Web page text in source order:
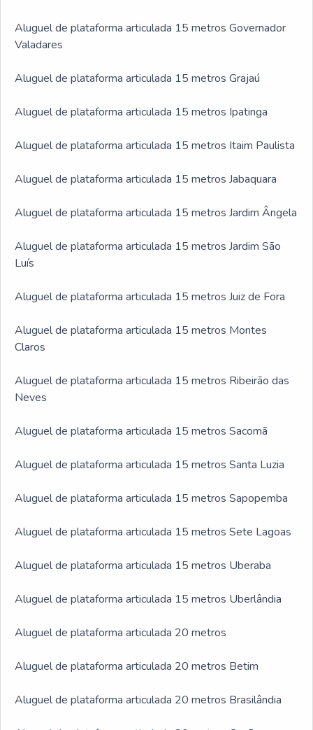
Aluguel de plataforma articulada 15 metros Governador
Valadares
Aluguel de plataforma articulada 15 metros Grajaú
Aluguel de plataforma articulada 15 metros Ipatinga
Aluguel de plataforma articulada 15 metros Itaim Paulista
Aluguel de plataforma articulada 15 metros Jabaquara
Aluguel de plataforma articulada 15 metros Jardim Ângela
Aluguel de plataforma articulada 15 metros Jardim São
Luís
Aluguel de plataforma articulada 15 metros Juiz de Fora
Aluguel de plataforma articulada 15 metros Montes
Claros
Aluguel de plataforma articulada 15 metros Ribeirão das
Neves
Aluguel de plataforma articulada 15 metros Sacomã
Aluguel de plataforma articulada 15 metros Santa Luzia
Aluguel de plataforma articulada 15 metros Sapopemba
Aluguel de plataforma articulada 15 metros Sete Lagoas
Aluguel de plataforma articulada 15 metros Uberaba
Aluguel de plataforma articulada 15 metros Uberlândia
Aluguel de plataforma articulada 20 metros
Aluguel de plataforma articulada 20 metros Betim
Aluguel de plataforma articulada 20 metros Brasilândia